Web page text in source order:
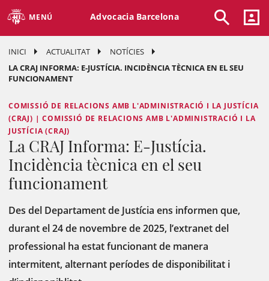
MENÚ Advocacia Barcelona
INICI ACTUALITAT
NOTÍCIES
LA CRAJ INFORMA: E-JUSTÍCIA. INCIDÈNCIA TÈCNICA EN EL SEU
FUNCIONAMENT
COMISSIÓ DE RELACIONS AMB L'ADMINISTRACIÓ I LA JUSTÍCIA
(CRAJ) | COMISSIÓ DE RELACIONS AMB L'ADMINISTRACIÓ I LA
JUSTÍCIA (CRAJ)
La CRAJ Informa: E-Justícia.
Incidència tècnica en el seu
funcionament
Des del Departament de Justícia ens informen que,
durant el 24 de novembre de 2025, l’extranet del
professional ha estat funcionant de manera
intermitent, alternant períodes de disponibilitat i